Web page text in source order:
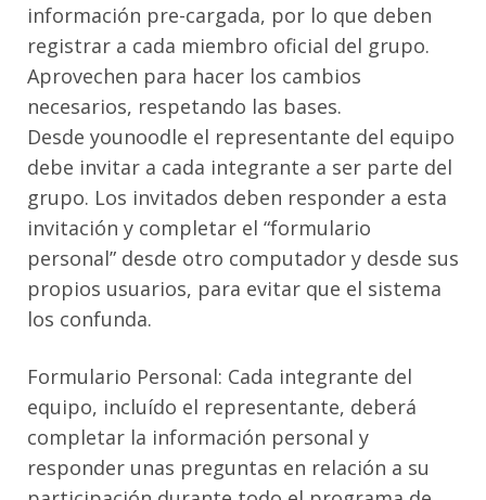
información pre-cargada, por lo que deben
registrar a cada miembro oficial del grupo.
Aprovechen para hacer los cambios
necesarios, respetando las bases.
Desde younoodle el representante del equipo
debe invitar a cada integrante a ser parte del
grupo. Los invitados deben responder a esta
invitación y completar el “formulario
personal” desde otro computador y desde sus
propios usuarios, para evitar que el sistema
los confunda.
Formulario Personal: Cada integrante del
equipo, incluído el representante, deberá
completar la información personal y
responder unas preguntas en relación a su